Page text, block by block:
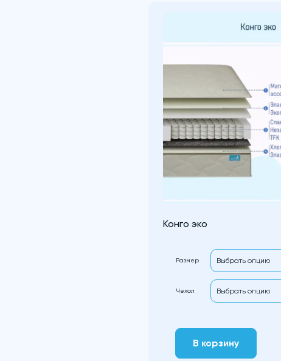
Конго эко
Размер
Чехол
В корзину